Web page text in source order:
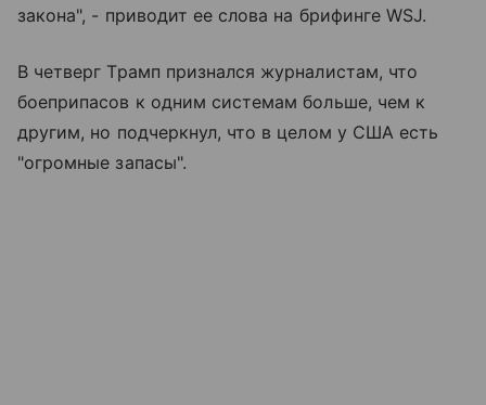
закона", - приводит ее слова на брифинге WSJ.
В четверг Трамп признался журналистам, что
боеприпасов к одним системам больше, чем к
другим, но подчеркнул, что в целом у США есть
"огромные запасы".